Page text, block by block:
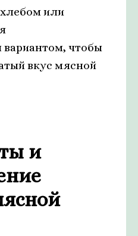
или
чтобы
вкус мясной
и